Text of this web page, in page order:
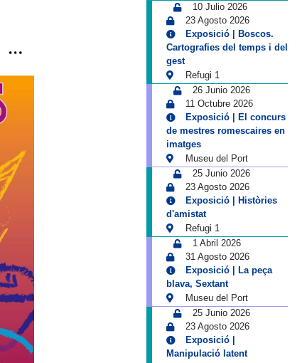
10 Julio 2026
23 Agosto 2026
Exposició | Boscos.
Cartografies del temps i del
gest
Refugi 1
26 Junio 2026
11 Octubre 2026
Exposició | El concurs
de mestres romescaires en
imatges
Museu del Port
25 Junio 2026
23 Agosto 2026
Exposició | Històries
d'amistat
Refugi 1
1 Abril 2026
31 Agosto 2026
Exposició | La peça
blava, Sextant
Museu del Port
25 Junio 2026
23 Agosto 2026
Exposició |
Manipulació latent